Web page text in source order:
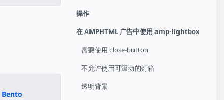
操作
在 AMPHTML 广告中使用 amp-lightbox
需要使用 close-button
不允许使用可滚动的灯箱
透明背景
Bento